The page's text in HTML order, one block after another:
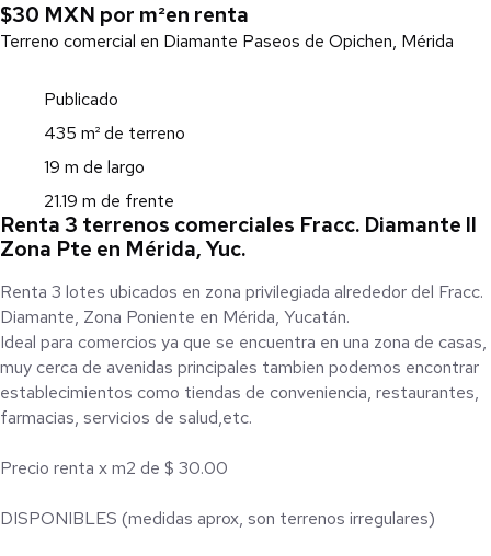
$30 MXN por m²en renta
Terreno comercial en Diamante Paseos de Opichen, Mérida
Publicado
435 m² de terreno
19 m de largo
21.19 m de frente
Renta 3 terrenos comerciales Fracc. Diamante II
Zona Pte en Mérida, Yuc.
Renta 3 lotes ubicados en zona privilegiada alrededor del Fracc.
Diamante, Zona Poniente en Mérida, Yucatán.
Ideal para comercios ya que se encuentra en una zona de casas,
muy cerca de avenidas principales tambien podemos encontrar
establecimientos como tiendas de conveniencia, restaurantes,
farmacias, servicios de salud,etc.
Precio renta x m2 de $ 30.00
DISPONIBLES (medidas aprox, son terrenos irregulares)